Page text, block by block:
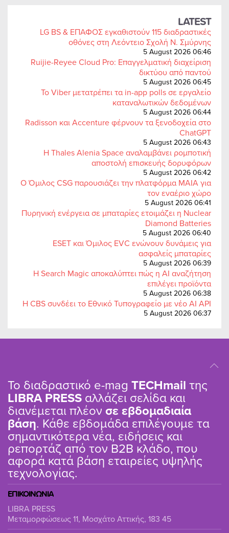
LATEST
LG BS & ΕΠΑΦΟΣ εγκαθιστούν 115 διαδραστικές
οθόνες στη Λεόντειο Σχολή Ν. Σμύρνης
5 August 2026 06:46
Ruijie-Reyee Cloud Pro: Επαγγελματική διαχείριση
δικτύου από παντού
5 August 2026 06:45
Το Viber μετατρέπει τα in-app polls σε εργαλείο
καταναλωτικών δεδομένων
5 August 2026 06:44
Radisson και Accenture φέρνουν τα ξενοδοχεία στο
ChatGPT
5 August 2026 06:43
Η Thales Alenia Space αναλαμβάνει ρομποτική
αποστολή επισκευής δορυφόρων
5 August 2026 06:42
Ο Όμιλος CSG παρουσιάζει την πλατφόρμα MAIA για
τον εναέριο χώρο
5 August 2026 06:41
Πυρηνική ενέργεια σε μπαταρίες ετοιμάζει η Nuclear
Diamond Batteries
5 August 2026 06:40
ESET και Όμιλος EVC ενώνουν δυνάμεις για
ασφαλείς μπαταρίες
5 August 2026 06:39
Η Search Magic αποκαλύπτει πώς η AI αναζήτηση
επιλέγει προϊόντα
5 August 2026 06:38
Η CBS συνδέει το Εθνικό Τυπογραφείο με νέο AI API
5 August 2026 06:37
Το διαδραστικό e-mag TΕCHmail της
LIBRA PRESS αλλάζει σελίδα και
διανέμεται πλέον σε εβδομαδιαία
βάση. Κάθε εβδομάδα επιλέγουμε τα
σημαντικότερα νέα, ειδήσεις και
ρεπορτάζ από τον B2B κλάδο, που
αφορά κατά βάση εταιρείες υψηλής
τεχνολογίας.
ΕΠΙΚΟΙΝΩΝΙΑ
LIBRA PRESS
Μεταμορφώσεως 11, Μοσχάτο Αττικής, 183 45